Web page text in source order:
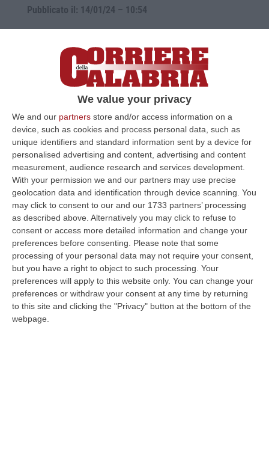
We value your privacy
We and our partners store and/or access information on a
device, such as cookies and process personal data, such as
unique identifiers and standard information sent by a device for
personalised advertising and content, advertising and content
measurement, audience research and services development.
With your permission we and our partners may use precise
geolocation data and identification through device scanning. You
may click to consent to our and our 1733 partners’ processing
as described above. Alternatively you may click to refuse to
consent or access more detailed information and change your
preferences before consenting. Please note that some
processing of your personal data may not require your consent,
but you have a right to object to such processing. Your
preferences will apply to this website only. You can change your
preferences or withdraw your consent at any time by returning
to this site and clicking the "Privacy" button at the bottom of the
webpage.
Pubblicato il: 14/01/24 – 10:54
«La Casa del popolo “Giuseppe Valarioti”
è memoria ed impegno»
«La Casa del popolo Giuseppe Valarioti è
memoria ed impegno. Memoria di un
giovane di Rosarno, nato e cresciuto nella
povertà contadina della Calabri…
Pubblicato il: 18/11/23 – 14:35